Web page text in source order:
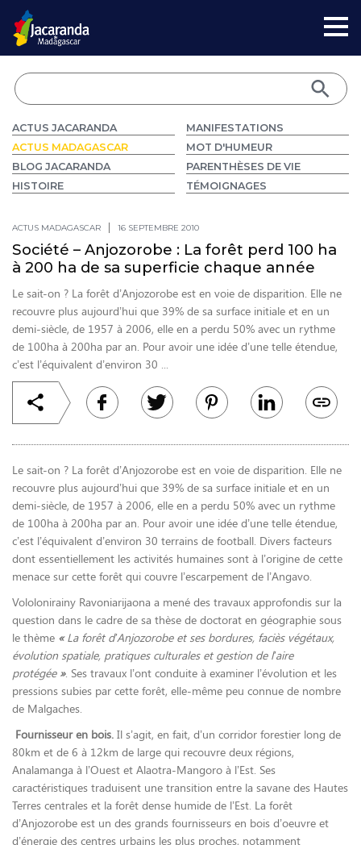
ACTUS JACARANDA
ACTUS MADAGASCAR
BLOG JACARANDA
HISTOIRE
MANIFESTATIONS
MOT D'HUMEUR
PARENTHÈSES DE VIE
TÉMOIGNAGES
ACTUS MADAGASCAR 16 SEPTEMBRE 2010
Société – Anjozorobe : La forêt perd 100 ha
à 200 ha de sa superficie chaque année
Le sait-on ? La forêt d’Anjozorobe est en voie de disparition. Elle ne
recouvre plus aujourd’hui que 39% de sa surface initiale et en un
demi-siècle, de 1957 à 2006, elle en a perdu 50% avec un rythme
de 100ha à 200ha par an. Pour avoir une idée d’une telle étendue,
c’est l’équivalent d’environ 30 ...
Le sait-on ? La forêt d’Anjozorobe est en voie de disparition. Elle ne
recouvre plus aujourd’hui que 39% de sa surface initiale et en un
demi-siècle, de 1957 à 2006, elle en a perdu 50% avec un rythme
de 100ha à 200ha par an. Pour avoir une idée d’une telle étendue,
c’est l’équivalent d’environ 30 terrains de football. Divers facteurs
dont essentiellement les activités humaines sont à l’origine de cette
menace sur cette forêt qui couvre l’escarpement de l’Angavo.
Vololonirainy Ravoniarijaona a mené des travaux approfondis sur la
question dans le cadre de sa thèse de doctorat en géographie sous
le thème «La forêt d’Anjozorobe et ses bordures, faciès végétaux,
évolution spatiale, pratiques culturales et gestion de l’aire
protégée ». Ses travaux l’ont conduite à examiner l’évolution et les
pressions subies par cette forêt, elle-même peu connue de nombre
de Malgaches.
Fournisseur en bois. Il s’agit, en fait, d’un corridor forestier long de
80km et de 6 à 12km de large qui recouvre deux régions,
Analamanga à l’Ouest et Alaotra-Mangoro à l’Est. Ses
caractéristiques traduisent une transition entre la savane des Hautes
Terres centrales et la forêt dense humide de l’Est. La forêt
d’Anjozorobe est un des grands fournisseurs en bois d’oeuvre et
d’énergie des centres urbains les plus proches, notamment